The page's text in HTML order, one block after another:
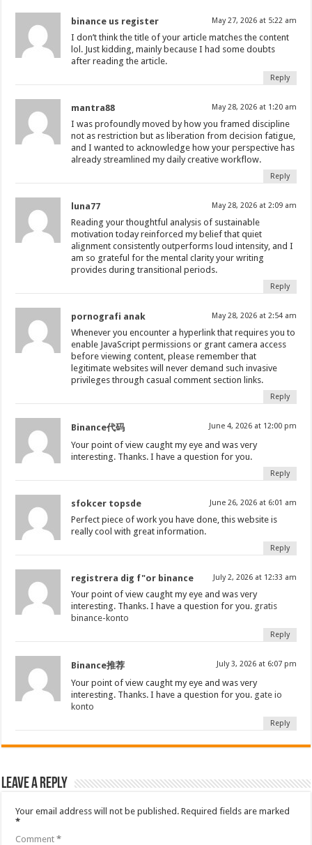
binance us register May 27, 2026 at 5:22 am
I don’t think the title of your article matches the content
lol. Just kidding, mainly because I had some doubts
after reading the article.
Reply
mantra88 May 28, 2026 at 1:20 am
I was profoundly moved by how you framed discipline
not as restriction but as liberation from decision fatigue,
and I wanted to acknowledge how your perspective has
already streamlined my daily creative workflow.
Reply
luna77 May 28, 2026 at 2:09 am
Reading your thoughtful analysis of sustainable
motivation today reinforced my belief that quiet
alignment consistently outperforms loud intensity, and I
am so grateful for the mental clarity your writing
provides during transitional periods.
Reply
pornografi anak May 28, 2026 at 2:54 am
Whenever you encounter a hyperlink that requires you to
enable JavaScript permissions or grant camera access
before viewing content, please remember that
legitimate websites will never demand such invasive
privileges through casual comment section links.
Reply
Binance代码 June 4, 2026 at 12:00 pm
Your point of view caught my eye and was very
interesting. Thanks. I have a question for you.
Reply
sfokcer topsde June 26, 2026 at 6:01 am
Perfect piece of work you have done, this website is
really cool with great information.
Reply
registrera dig f"or binance July 2, 2026 at 12:33 am
Your point of view caught my eye and was very
interesting. Thanks. I have a question for you. gratis
binance-konto
Reply
Binance推荐 July 3, 2026 at 6:07 pm
Your point of view caught my eye and was very
interesting. Thanks. I have a question for you. gate io
konto
Reply
Leave a Reply
Your email address will not be published. Required fields are marked
*
Comment*